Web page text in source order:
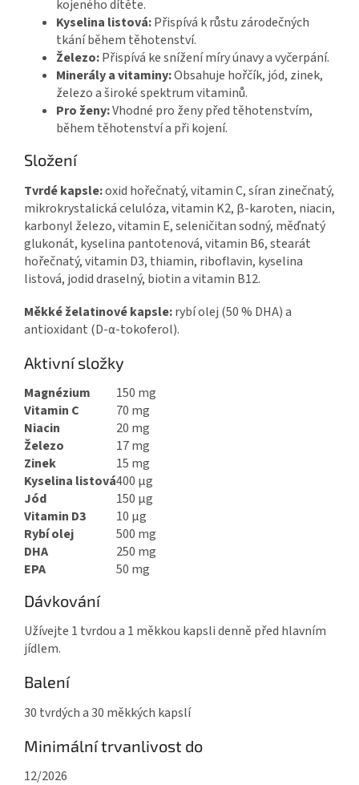
kojeného dítěte.
Kyselina listová:Přispívá k růstu zárodečných
tkání během těhotenství.
Železo:Přispívá ke snížení míry únavy a vyčerpání.
Minerály a vitaminy:Obsahuje hořčík, jód, zinek,
železo a široké spektrum vitaminů.
Pro ženy:Vhodné pro ženy před těhotenstvím,
během těhotenství a při kojení.
Složení
Tvrdé kapsle:oxid hořečnatý, vitamin C, síran zinečnatý,
mikrokrystalická celulóza, vitamin K2, β-karoten, niacin,
karbonyl železo, vitamin E, seleničitan sodný, měďnatý
glukonát, kyselina pantotenová, vitamin B6, stearát
hořečnatý, vitamin D3, thiamin, riboflavin, kyselina
listová, jodid draselný, biotin a vitamin B12.
Měkké želatinové kapsle:rybí olej (50 % DHA) a
antioxidant (D-α-tokoferol).
Aktivní složky
Magnézium
150 mg
Vitamin C
70 mg
Niacin
20 mg
Železo
17 mg
Zinek
15 mg
Kyselina listová400 μg
Jód
150 μg
Vitamin D3
10 μg
Rybí olej
500 mg
DHA
250 mg
EPA
50 mg
Dávkování
Užívejte 1 tvrdou a 1 měkkou kapsli denně před hlavním
jídlem.
Balení
30 tvrdých a 30 měkkých kapslí
Minimální trvanlivost do
12/2026